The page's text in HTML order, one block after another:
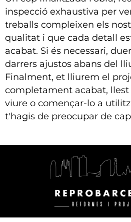
inspecció exhaustiva per
treballs compleixen els
qualitat i que cada detall
acabat. Si és necessari,
darrers ajustos abans del
Finalment, et lliurem el
completament acabat, llest
viure o començar-lo a
t'hagis de preocupar de